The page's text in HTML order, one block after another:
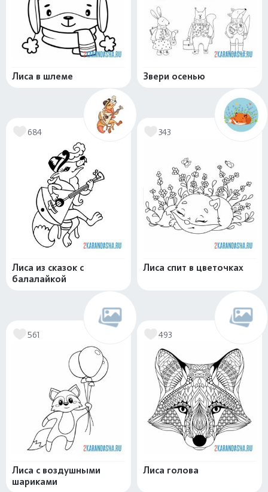
Лиса в шлеме Звери осенью
684
Лиса из сказок с
балалайкой
343
Лиса спит в цветочках
561
Лиса с воздушными
шариками
493
Лиса голова